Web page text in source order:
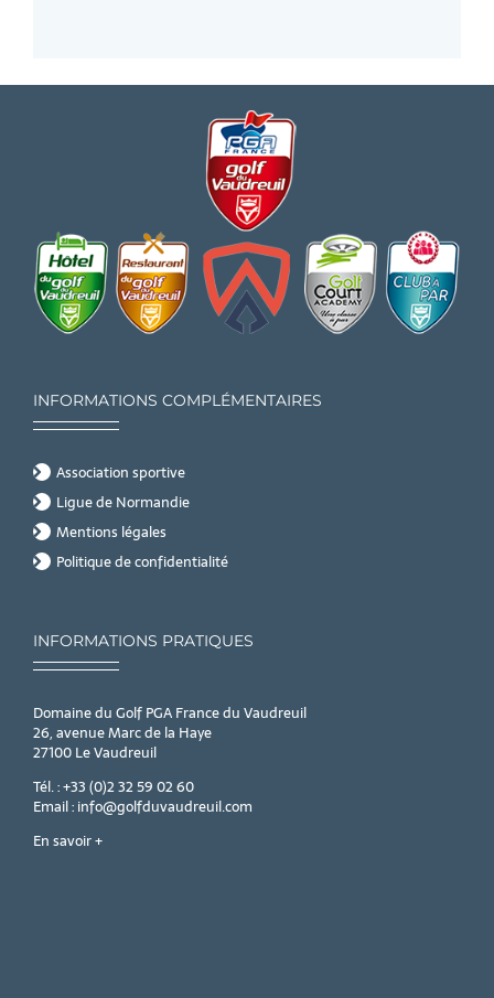
INFORMATIONS COMPLÉMENTAIRES
Association sportive
Ligue de Normandie
Mentions légales
Politique de confidentialité
INFORMATIONS PRATIQUES
Domaine du Golf PGA France du Vaudreuil
26, avenue Marc de la Haye
27100 Le Vaudreuil
Tél. : +33 (0)2 32 59 02 60
Email : info@golfduvaudreuil.com
En savoir +